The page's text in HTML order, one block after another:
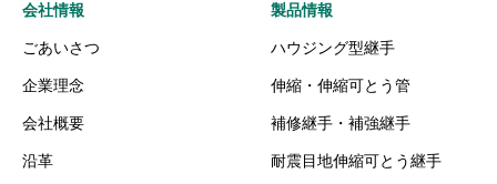
会社情報
ごあいさつ
企業理念
会社概要
沿革
製品情報
ハウジング型継手
伸縮・伸縮可とう管
補修継手・補強継手
耐震目地伸縮可とう継手